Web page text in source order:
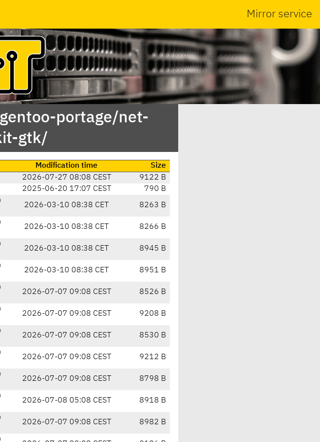
Mirror service
portage/net-
gtk/
Modification time
Size
2026-07-27 08:08 CEST
9122 B
2025-06-20 17:07 CEST
790 B
2026-03-10 08:38 CET 8263 B
2026-03-10 08:38 CET 8266 B
2026-03-10 08:38 CET 8945 B
2026-03-10 08:38 CET 8951 B
2026-07-07 09:08 CEST 8526 B
2026-07-07 09:08 CEST 9208 B
2026-07-07 09:08 CEST 8530 B
2026-07-07 09:08 CEST 9212 B
2026-07-07 09:08 CEST 8798 B
2026-07-08 05:08 CEST 8918 B
2026-07-07 09:08 CEST 8982 B